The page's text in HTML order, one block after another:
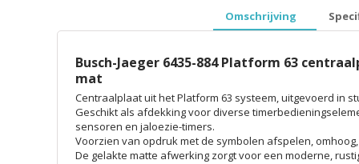
Omschrijving
Busch-Jaeger 6435-884 Platform 63
mat
Centraalplaat uit het Platform 63 systeem, uitgevoerd in
Geschikt als afdekking voor diverse
sensoren en jaloezie-timers.
Voorzien van opdruk met de symbolen afspelen,
De gelakte matte afwerking zorgt voor een moderne,